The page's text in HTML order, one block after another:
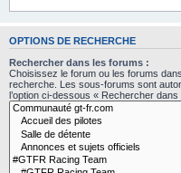
OPTIONS DE RECHERCHE
Rechercher dans les forums :
Choisissez le forum ou les forums
recherche. Les sous-forums sont
l’option ci-dessous « Rechercher